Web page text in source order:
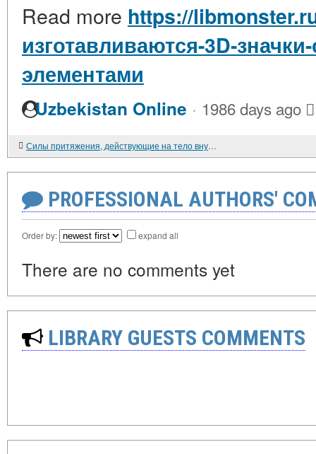
Read more https://
изготавливаются-3D-
элементами
Uzbekistan Online · 1986 days ago
Силы притяжения, действующие на тело внутри диска
PROFESSIONAL AUTHORS'
Order by: expand all
There are no comments yet
LIBRARY GUESTS COMMENTS